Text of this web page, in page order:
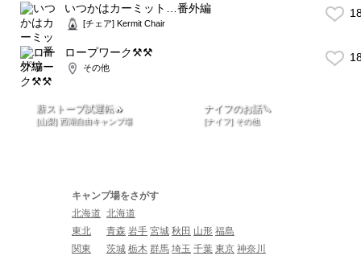
いつかはカーミット…番外編
[チェア] Kermit Chair
ロープワーク⚒⚒
その他
薪ストーブ試運転🔥
[山梨] 西湖自由キャンプ場
ナイフのお話🔪
[ナイフ] その他
キャンプ場をさがす
北海道 北海道
東北
青森 岩手 宮城 秋田 山形 福島
関東
茨城 栃木 群馬 埼玉 千葉 東京 神奈川